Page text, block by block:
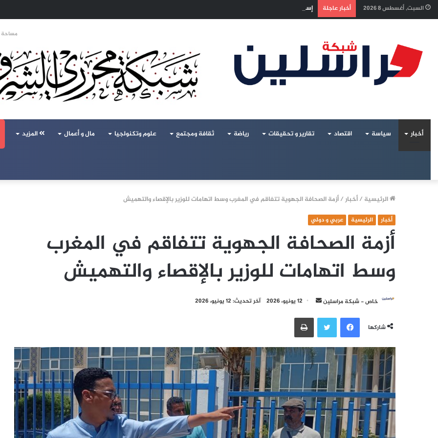
السبت, أغسطس 8 2026 أخبار عاجلة إسرائيل تراقب «اتفاق مكة» بقلق.. تحالف تركيا والسعودية وباكستان يفتح أسئلة جديدة حول ميزان القوى الإقليمي
مساحة
أخبار سياسة اقتصاد تقارير و تحقيقات رياضة ثقافة ومجتمع علوم وتكنولجيا مال و أعمال المزيد
الرئيسية /أخبار/أزمة الصحافة الجهوية تتفاقم في المغرب وسط اتهامات للوزير بالإقصاء والتهميش
أخبار الرئيسية عربي و دولي
أزمة الصحافة الجهوية تتفاقم في المغرب
وسط اتهامات للوزير بالإقصاء والتهميش
خاص - شبكة مراسلين
أرسل
إلكترونيا
12 يونيو، 2026 آخر تحديث: 12 يونيو، 2026
شاركها
فيسبوكتويتر طباعة